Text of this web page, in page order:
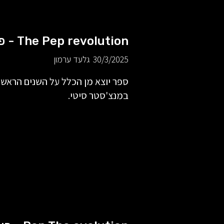
The Pep revolution - פילוסופיה, אסטרטגיה, טקטיקה
30/3/2025 גלעד ערמון
ספר יוצא מן הכלל על השנים
במנצ'סטר סיטי.